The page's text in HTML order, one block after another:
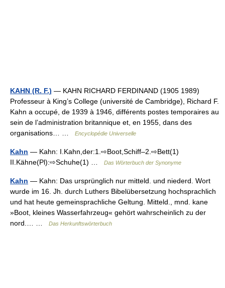
KAHN (R. F.) — KAHN RICHARD FERDINAND (1905 1989)
Professeur à King’s College (université de Cambridge), Richard F.
Kahn a occupé, de 1939 à 1946, différents postes temporaires au
sein de l’administration britannique et, en 1955, dans des
organisations… …
Encyclopédie Universelle
Kahn — Kahn: I.Kahn,der:1.⇨Boot,Schiff–2.⇨Bett(1)
II.Kähne(Pl):⇨Schuhe(1) …
Das Wörterbuch der Synonyme
Kahn — Kahn: Das ursprünglich nur mitteld. und niederd. Wort
wurde im 16. Jh. durch Luthers Bibelübersetzung hochsprachlich
und hat heute gemeinsprachliche Geltung. Mitteld., mnd. kane
»Boot, kleines Wasserfahrzeug« gehört wahrscheinlich zu der
nord.… …
Das Herkunftswörterbuch